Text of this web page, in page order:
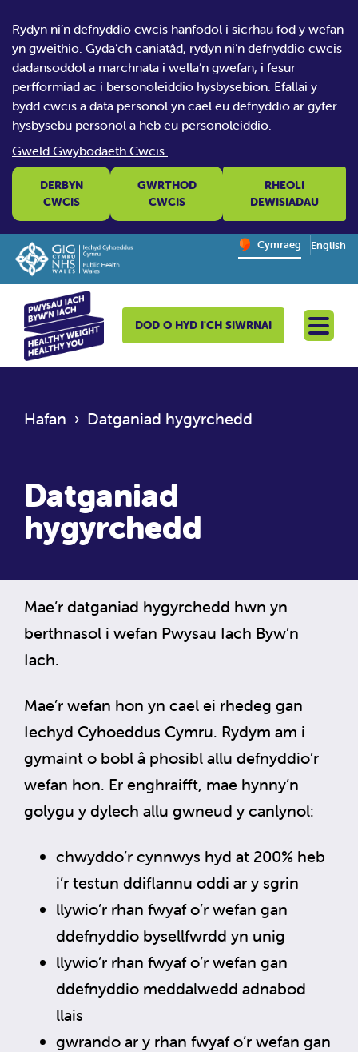
Rydyn ni’n defnyddio cwcis hanfodol i sicrhau fod y wefan
yn gweithio. Gyda’ch caniatâd, rydyn ni’n defnyddio cwcis
dadansoddol a marchnata i wella’n gwefan, i fesur
perfformiad ac i bersonoleiddio hysbysebion. Efallai y
bydd cwcis a data personol yn cael eu defnyddio ar gyfer
hysbysebu personol a heb eu personoleiddio.
Gweld Gwybodaeth Cwcis.
DERBYN
CWCIS
GWRTHOD
CWCIS
RHEOLI
DEWISIADAU
Change website
Cymraeg English
– Newid
DOD O HYD I'CH SIWRNAI
Hafan › Datganiad hygyrchedd
Datganiad
hygyrchedd
Mae’r datganiad hygyrchedd hwn yn
berthnasol i wefan Pwysau Iach Byw’n
Iach.
Mae’r wefan hon yn cael ei rhedeg gan
Iechyd Cyhoeddus Cymru. Rydym am i
gymaint o bobl â phosibl allu defnyddio’r
wefan hon. Er enghraifft, mae hynny’n
golygu y dylech allu gwneud y canlynol:
chwyddo’r cynnwys hyd at 200% heb
i’r testun ddiflannu oddi ar y sgrin
llywio’r rhan fwyaf o’r wefan gan
ddefnyddio bysellfwrdd yn unig
llywio’r rhan fwyaf o’r wefan gan
ddefnyddio meddalwedd adnabod
llais
gwrando ar y rhan fwyaf o’r wefan gan